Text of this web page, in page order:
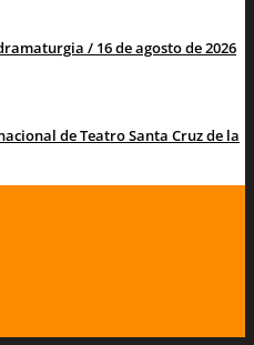
/ 16 de agosto de 2026
de Teatro Santa Cruz de la